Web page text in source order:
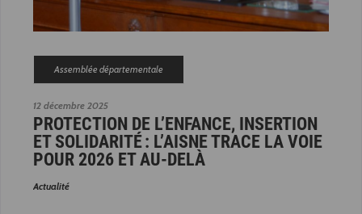
12 décembre 2025
Assemblée départementale
PROTECTION DE L’ENFANCE, INSERTION
ET SOLIDARITÉ : L’AISNE TRACE LA VOIE
POUR 2026 ET AU-DELÀ
Actualité